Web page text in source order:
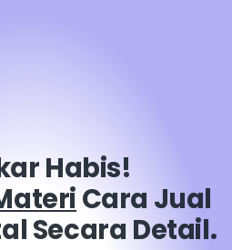
Habis!
Cara Jual
Secara Detail.